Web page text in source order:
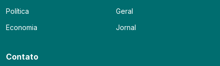
Política
Economia
Geral
Jornal
Contato